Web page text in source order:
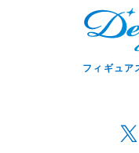
フィギュア